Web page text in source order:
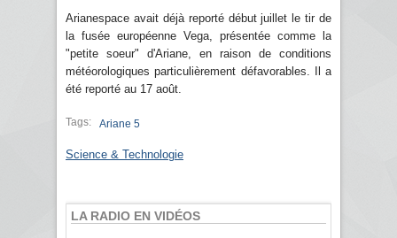
Arianespace avait déjà reporté début juillet le tir de
la fusée européenne Vega, présentée comme la
"petite soeur" d'Ariane, en raison de conditions
météorologiques particulièrement défavorables. Il a
été reporté au 17 août.
Tags: Ariane 5
Science & Technologie
LA RADIO EN VIDÉOS